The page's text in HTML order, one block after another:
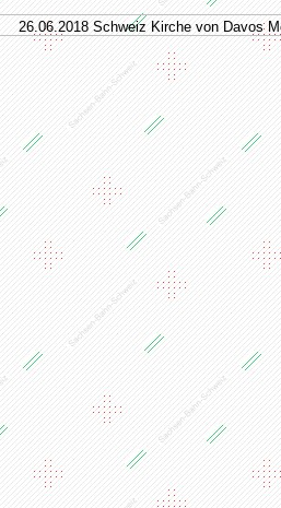
26.06.2018 Schweiz Kirche von Davos